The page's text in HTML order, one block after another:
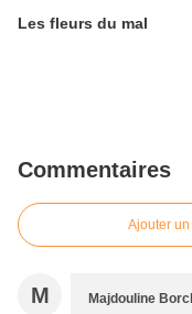
Les fleurs du mal
Commentaires
Ajouter
M Majdouline